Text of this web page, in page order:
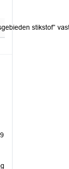
stikstof”